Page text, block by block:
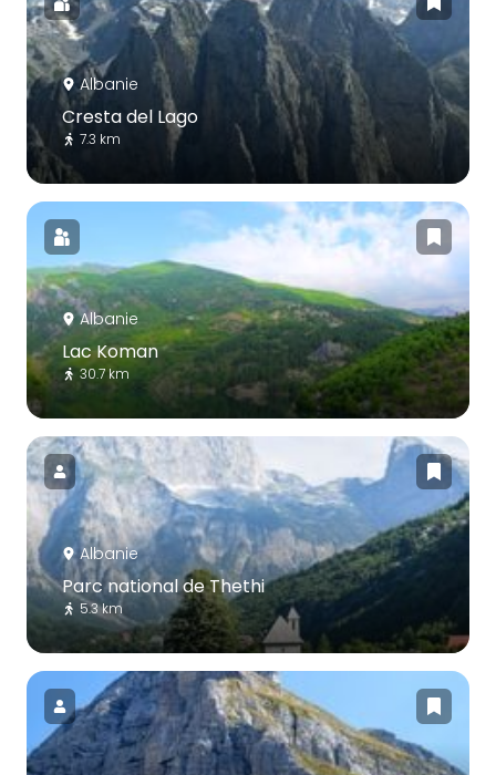
Albanie
Cresta del Lago
7.3 km
Albanie
Lac Koman
30.7 km
Albanie
Parc national de Thethi
5.3 km